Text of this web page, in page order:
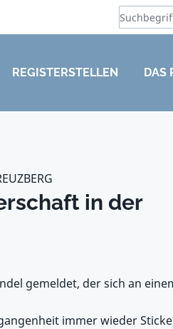
REGISTERSTELLEN DAS
in der
gemeldet, der sich an
immer wieder